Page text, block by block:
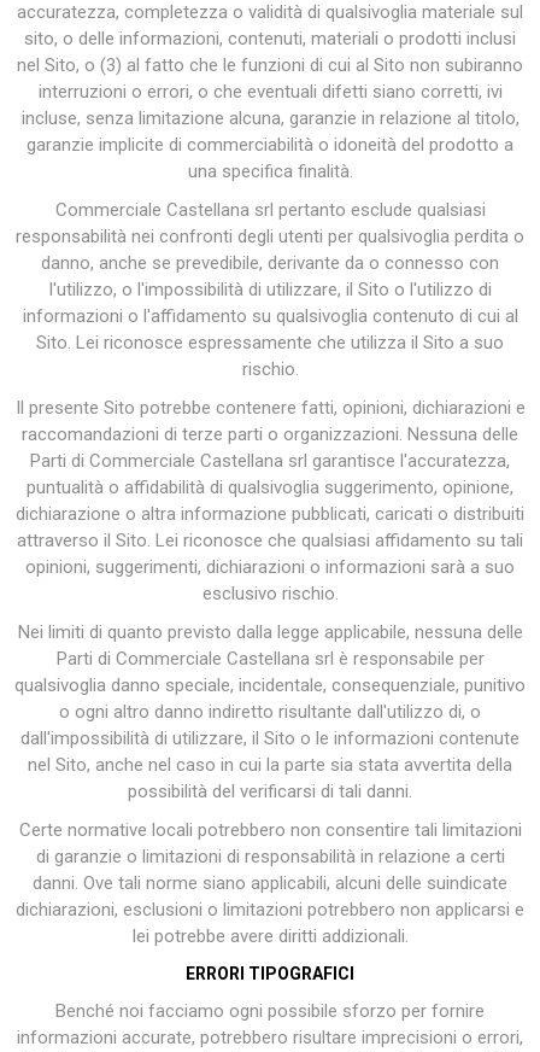
accuratezza, completezza o validità di qualsivoglia materiale sul
sito, o delle informazioni, contenuti, materiali o prodotti inclusi
nel Sito, o (3) al fatto che le funzioni di cui al Sito non subiranno
interruzioni o errori, o che eventuali difetti siano corretti, ivi
incluse, senza limitazione alcuna, garanzie in relazione al titolo,
garanzie implicite di commerciabilità o idoneità del prodotto a
una specifica finalità.
Commerciale Castellana srl pertanto esclude qualsiasi
responsabilità nei confronti degli utenti per qualsivoglia perdita o
danno, anche se prevedibile, derivante da o connesso con
l'utilizzo, o l'impossibilità di utilizzare, il Sito o l'utilizzo di
informazioni o l'affidamento su qualsivoglia contenuto di cui al
Sito. Lei riconosce espressamente che utilizza il Sito a suo
rischio.
Il presente Sito potrebbe contenere fatti, opinioni, dichiarazioni e
raccomandazioni di terze parti o organizzazioni. Nessuna delle
Parti di Commerciale Castellana srl garantisce l'accuratezza,
puntualità o affidabilità di qualsivoglia suggerimento, opinione,
dichiarazione o altra informazione pubblicati, caricati o distribuiti
attraverso il Sito. Lei riconosce che qualsiasi affidamento su tali
opinioni, suggerimenti, dichiarazioni o informazioni sarà a suo
esclusivo rischio.
Nei limiti di quanto previsto dalla legge applicabile, nessuna delle
Parti di Commerciale Castellana srl è responsabile per
qualsivoglia danno speciale, incidentale, consequenziale, punitivo
o ogni altro danno indiretto risultante dall'utilizzo di, o
dall'impossibilità di utilizzare, il Sito o le informazioni contenute
nel Sito, anche nel caso in cui la parte sia stata avvertita della
possibilità del verificarsi di tali danni.
Certe normative locali potrebbero non consentire tali limitazioni
di garanzie o limitazioni di responsabilità in relazione a certi
danni. Ove tali norme siano applicabili, alcuni delle suindicate
dichiarazioni, esclusioni o limitazioni potrebbero non applicarsi e
lei potrebbe avere diritti addizionali.
ERRORI TIPOGRAFICI
Benché noi facciamo ogni possibile sforzo per fornire
informazioni accurate, potrebbero risultare imprecisioni o errori,